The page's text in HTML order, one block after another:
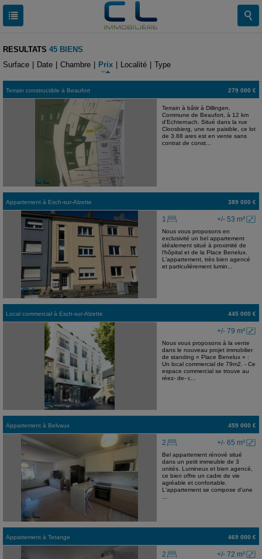
RESULTATS 45 BIENS
Surface
Date Chambre Prix Localité Type
Terrain constructible à Beaufort 279 000 €
Terrain à bâtir à Dillingen.
Commune de Beaufort, à 12 km
d'Echternach. Situé dans la rue
Cloosbierg, une rue paisible, ce lot
de 3.88 ares est en vente sans
contrat de const...
Appartement à Esch-sur-Alzette 389 000 €
+/- 53 m²
1
Nous vous proposons en
exclusivité un bel appartement
idéalement situé à proximité de
l'hôpital et de la Place Benelux.
L'appartement, très bien agencé
et particulièrement lumin...
Local commercial à Esch-sur-Alzette 445 000 €
+/- 79 m²
Nous vous proposons à la vente
dans le nouveau projet immobilier
de standing « Place Benelux » :
Un local commercial de 79m2. - Ce
espace commercial se trouve au
réez- de- c...
Appartement à Belvaux 459 000 €
+/- 65 m²
2
Bel appartement rénové situé
dans un petit immeuble de 3
unités. Lumineux et bien agencé,
ce bien offre un cadre de vie
agréable et confortable.
L'appartement se compose d'une
Appartement à Tetange 469 000 €
+/- 72 m²
2